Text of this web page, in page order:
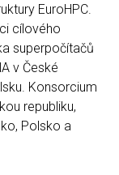
EuroHPC.
cílového
superpočítačů
v České
Konsorcium
republiku,
Polsko a